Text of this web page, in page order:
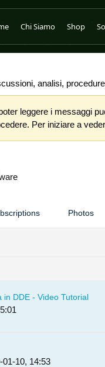
Chi Siamo Shop
analisi,
leggere i messaggi
Per iniziare a
Photos
in DDE - Video Tutorial
01-10, 14:53